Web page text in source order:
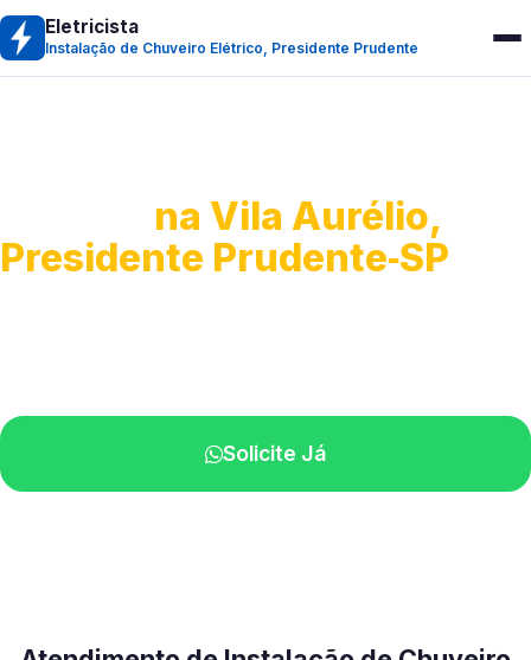
Eletricista
Instalação de Chuveiro Elétrico, Presidente Prudente
na Vila Aurélio,
Presidente Prudente‑SP
Solicite Já